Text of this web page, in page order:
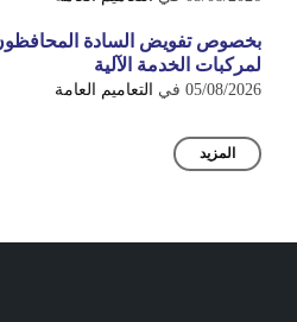
بخصوص تفويض السادة
لمركبات الخدمة الآلية
05/08/2026 في التعاميم العامة
المزيد